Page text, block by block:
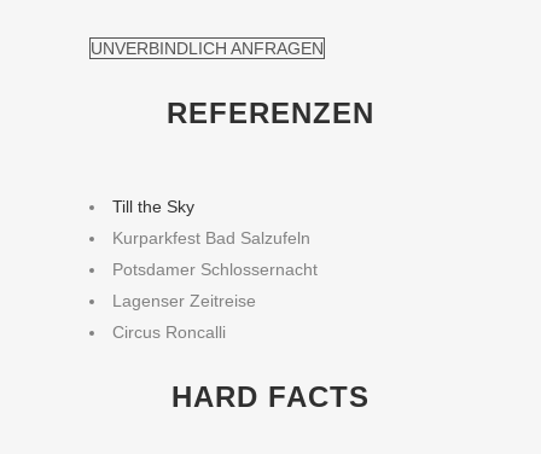
UNVERBINDLICH ANFRAGEN
REFERENZEN
Till the Sky
Kurparkfest Bad Salzufeln
Potsdamer Schlossernacht
Lagenser Zeitreise
Circus Roncalli
HARD FACTS